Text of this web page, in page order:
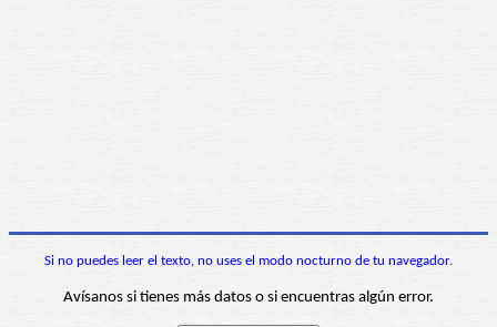
Si no puedes leer el texto, no uses el modo nocturno de tu navegador.
Avísanos si tienes más datos o si encuentras algún error.